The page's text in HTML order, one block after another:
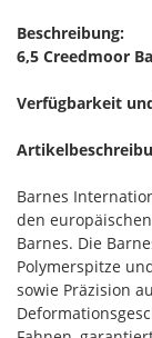
Beschreibung:
6,5 Creedmoor
Verfügbarkeit
Barnes
den
Barnes. Die
Polymerspitze
sowie Präzision